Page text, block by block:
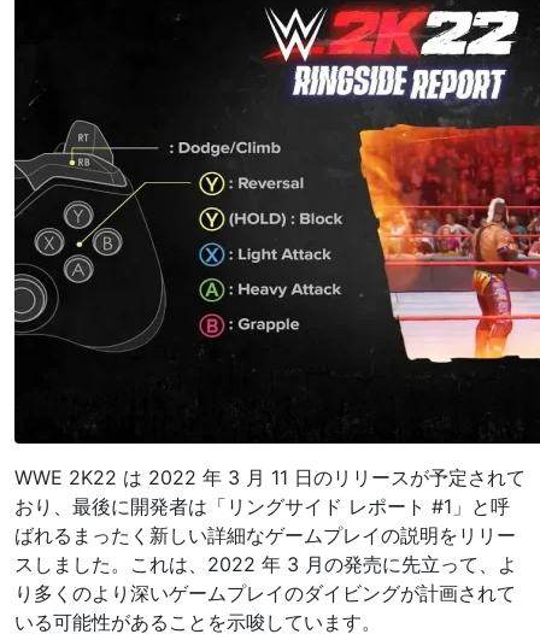
WWE 2K22 は 2022 年 3 月 11 日のリリースが予定されて
おり、最後に開発者は「リングサイド レポート #1」と呼
ばれるまったく新しい詳細なゲームプレイの説明をリリー
スしました。これは、2022 年 3 月の発売に先立って、よ
り多くのより深いゲームプレイのダイビングが計画されて
いる可能性があることを示唆しています。